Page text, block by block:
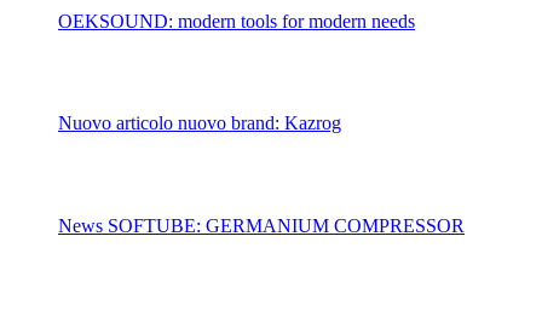
OEKSOUND: modern tools for modern needs
Nuovo articolo nuovo brand: Kazrog
News SOFTUBE: GERMANIUM COMPRESSOR